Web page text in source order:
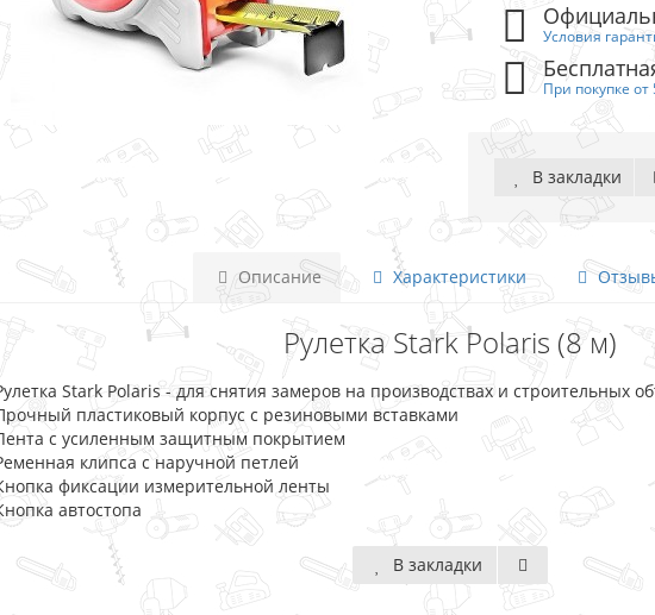
Условия
При покупке от
В закладки
Описание Характеристики
Рулетка Stark Polaris (8 м)
Stark Polaris - для снятия замеров на производствах и строительных
пластиковый корпус с резиновыми вставками
с усиленным защитным покрытием
клипса с наручной петлей
фиксации измерительной ленты
автостопа
В закладки